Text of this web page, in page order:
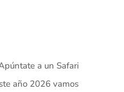
a un Safari
año 2026 vamos